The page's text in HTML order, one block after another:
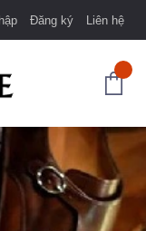
Đăng ký Liên hệ